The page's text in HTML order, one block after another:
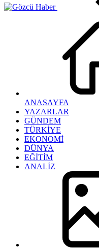
ANASAYFA
YAZARLAR
GÜNDEM
TÜRKİYE
EKONOMİ
DÜNYA
EĞİTİM
ANALİZ